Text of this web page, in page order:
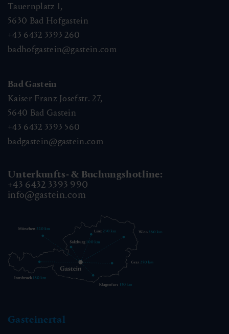
Tauernplatz 1,
5630 Bad Hofgastein
+43 6432 3393 260
badhofgastein@gastein.com
Bad Gastein
Kaiser Franz Josefstr. 27,
5640 Bad Gastein
+43 6432 3393 560
badgastein@gastein.com
Unterkunfts- & Buchungshotline:
+43 6432 3393 990
info@gastein.com
Gasteinertal